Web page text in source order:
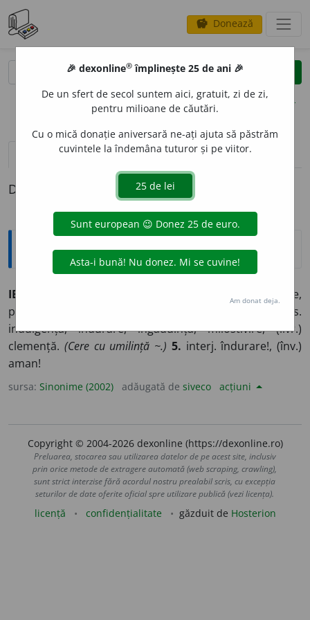
savings Donează
clear
opțiuni
definiții (1) pronunțievolume_up (50)
Definiția cu ID-ul 187204:
Sinonime
IERT
dezlegare,
pocăință, (înv.) pocaianie.
s.
indulgență, îndurare, îngăduință, milostivire, (livr.)
clemență. (Cere cu umilință ~.) 5. interj. îndurare!, (înv.)
aman!
sursa: Sinonime (2002) adăugată de siveco acțiuni
Copyright © 2004-2026 dexonline (https://dexonline.ro)
Preluarea, stocarea sau utilizarea datelor de pe acest site, inclusiv
prin orice metode de extragere automată (web scraping, crawling),
sunt strict interzise fără acordul nostru prealabil scris, cu excepția
seturilor de date oferite oficial spre utilizare publică (vezi licența).
licență confidențialitate găzduit de Hosterion
🎉 dexonline® împlinește 25 de ani 🎉
De un sfert de secol suntem aici, gratuit, zi de zi,
pentru milioane de căutări.
Cu o mică donație aniversară ne-ați ajuta să păstrăm
cuvintele la îndemâna tuturor și pe viitor.
Am donat deja.